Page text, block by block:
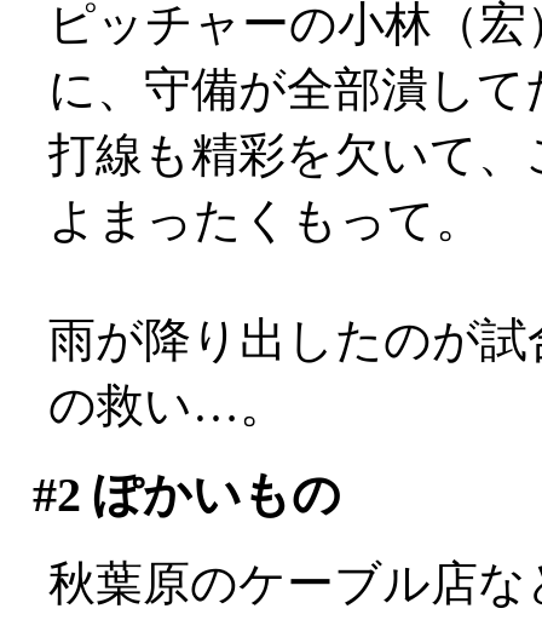
ピッチャーの小林（
に、守備が全部潰して
打線も精彩を欠いて
よまったくもって。
雨が降り出したのが
の救い…。
#2 ぽかいもの
秋葉原のケーブル店な